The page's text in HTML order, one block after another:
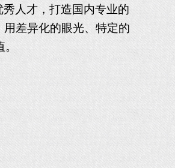
人才，打造国内专业的
差异化的眼光、特定的